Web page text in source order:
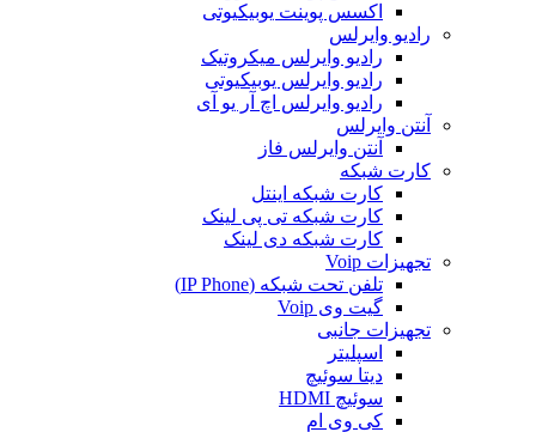
اکسس پوینت یوبیکیوتی
رادیو وایرلس
رادیو وایرلس میکروتیک
رادیو وایرلس یوبیکیوتی
رادیو وایرلس اچ آر یو آی
آنتن وایرلس
آنتن وایرلس فاز
کارت شبکه
کارت شبکه اینتل
کارت شبکه تی پی لینک
کارت شبکه دی لینک
تجهیزات Voip
تلفن تحت شبکه (IP Phone)
گیت وی Voip
تجهیزات جانبی
اسپلیتر
دیتا سوئیچ
سوئیچ HDMI
کی وی ام